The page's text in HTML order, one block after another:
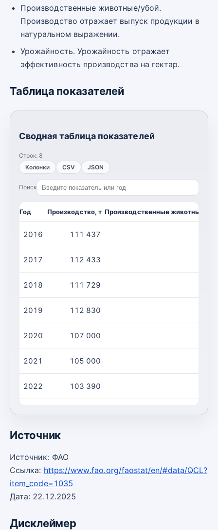
Производственные животные/убой.
Производство отражает выпуск продукции в
натуральном выражении.
Урожайность. Урожайность отражает
эффективность производства на гектар.
Таблица показателей
Сводная таблица показателей
Строк: 8
Колонки
CSV JSON
Поиск
Год Производство, т Производственные животные/
2016 111 437
2017 112 433
2018 111 729
2019 112 830
2020 107 000
2021 105 000
2022 103 390
2
Источник
Источник: ФАО
Ссылка: https://www.fao.org/faostat/en/#data/QCL?
item_code=1035
Дата: 22.12.2025
Дисклеймер